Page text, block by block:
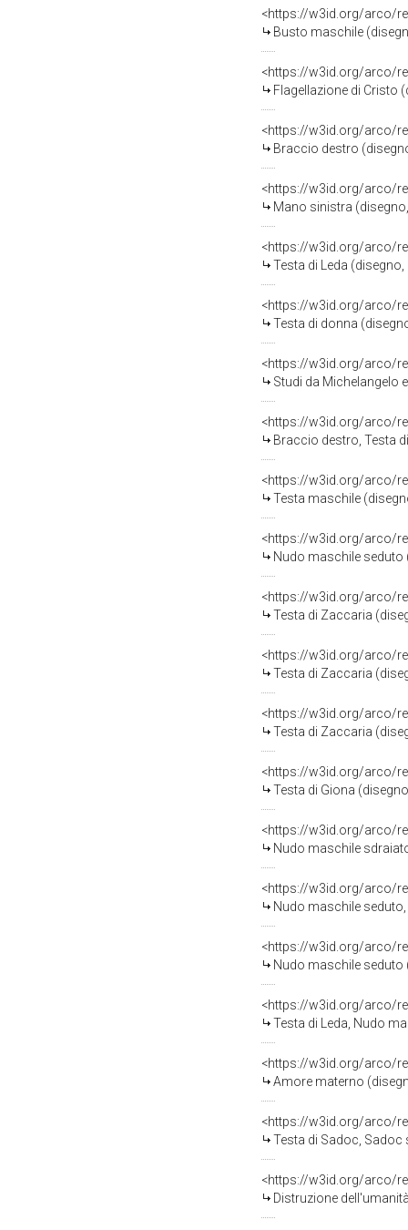
<https://w3id.org/arco/
Busto maschile
<https://w3id.org/arco/
Flagellazione di Cristo
<https://w3id.org/arco/
Braccio destro
<https://w3id.org/arco/
Mano sinistra
<https://w3id.org/arco/
Testa di Leda
<https://w3id.org/arco/
Testa di donna
<https://w3id.org/arco/
Studi da Michelangelo e Van
<https://w3id.org/arco/
Braccio destro, Testa
<https://w3id.org/arco/
Testa maschile
<https://w3id.org/arco/
Nudo maschile seduto
<https://w3id.org/arco/
Testa di Zaccaria
<https://w3id.org/arco/
Testa di Zaccaria
<https://w3id.org/arco/
Testa di Zaccaria
<https://w3id.org/arco/
Testa di Giona
<https://w3id.org/arco/
Nudo maschile
<https://w3id.org/arco/
Nudo maschile
<https://w3id.org/arco/
Nudo maschile seduto
<https://w3id.org/arco/
Testa di Leda, Nudo
<https://w3id.org/arco/
Amore materno
<https://w3id.org/arco/
Testa di Sadoc, Sadoc
<https://w3id.org/arco/
Distruzione